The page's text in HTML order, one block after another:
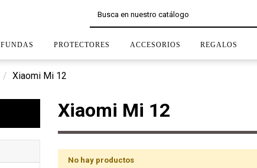
FUNDAS PROTECTORES ACCESORIOS REGALOS
Xiaomi Mi 12
Xiaomi Mi 12
No hay productos